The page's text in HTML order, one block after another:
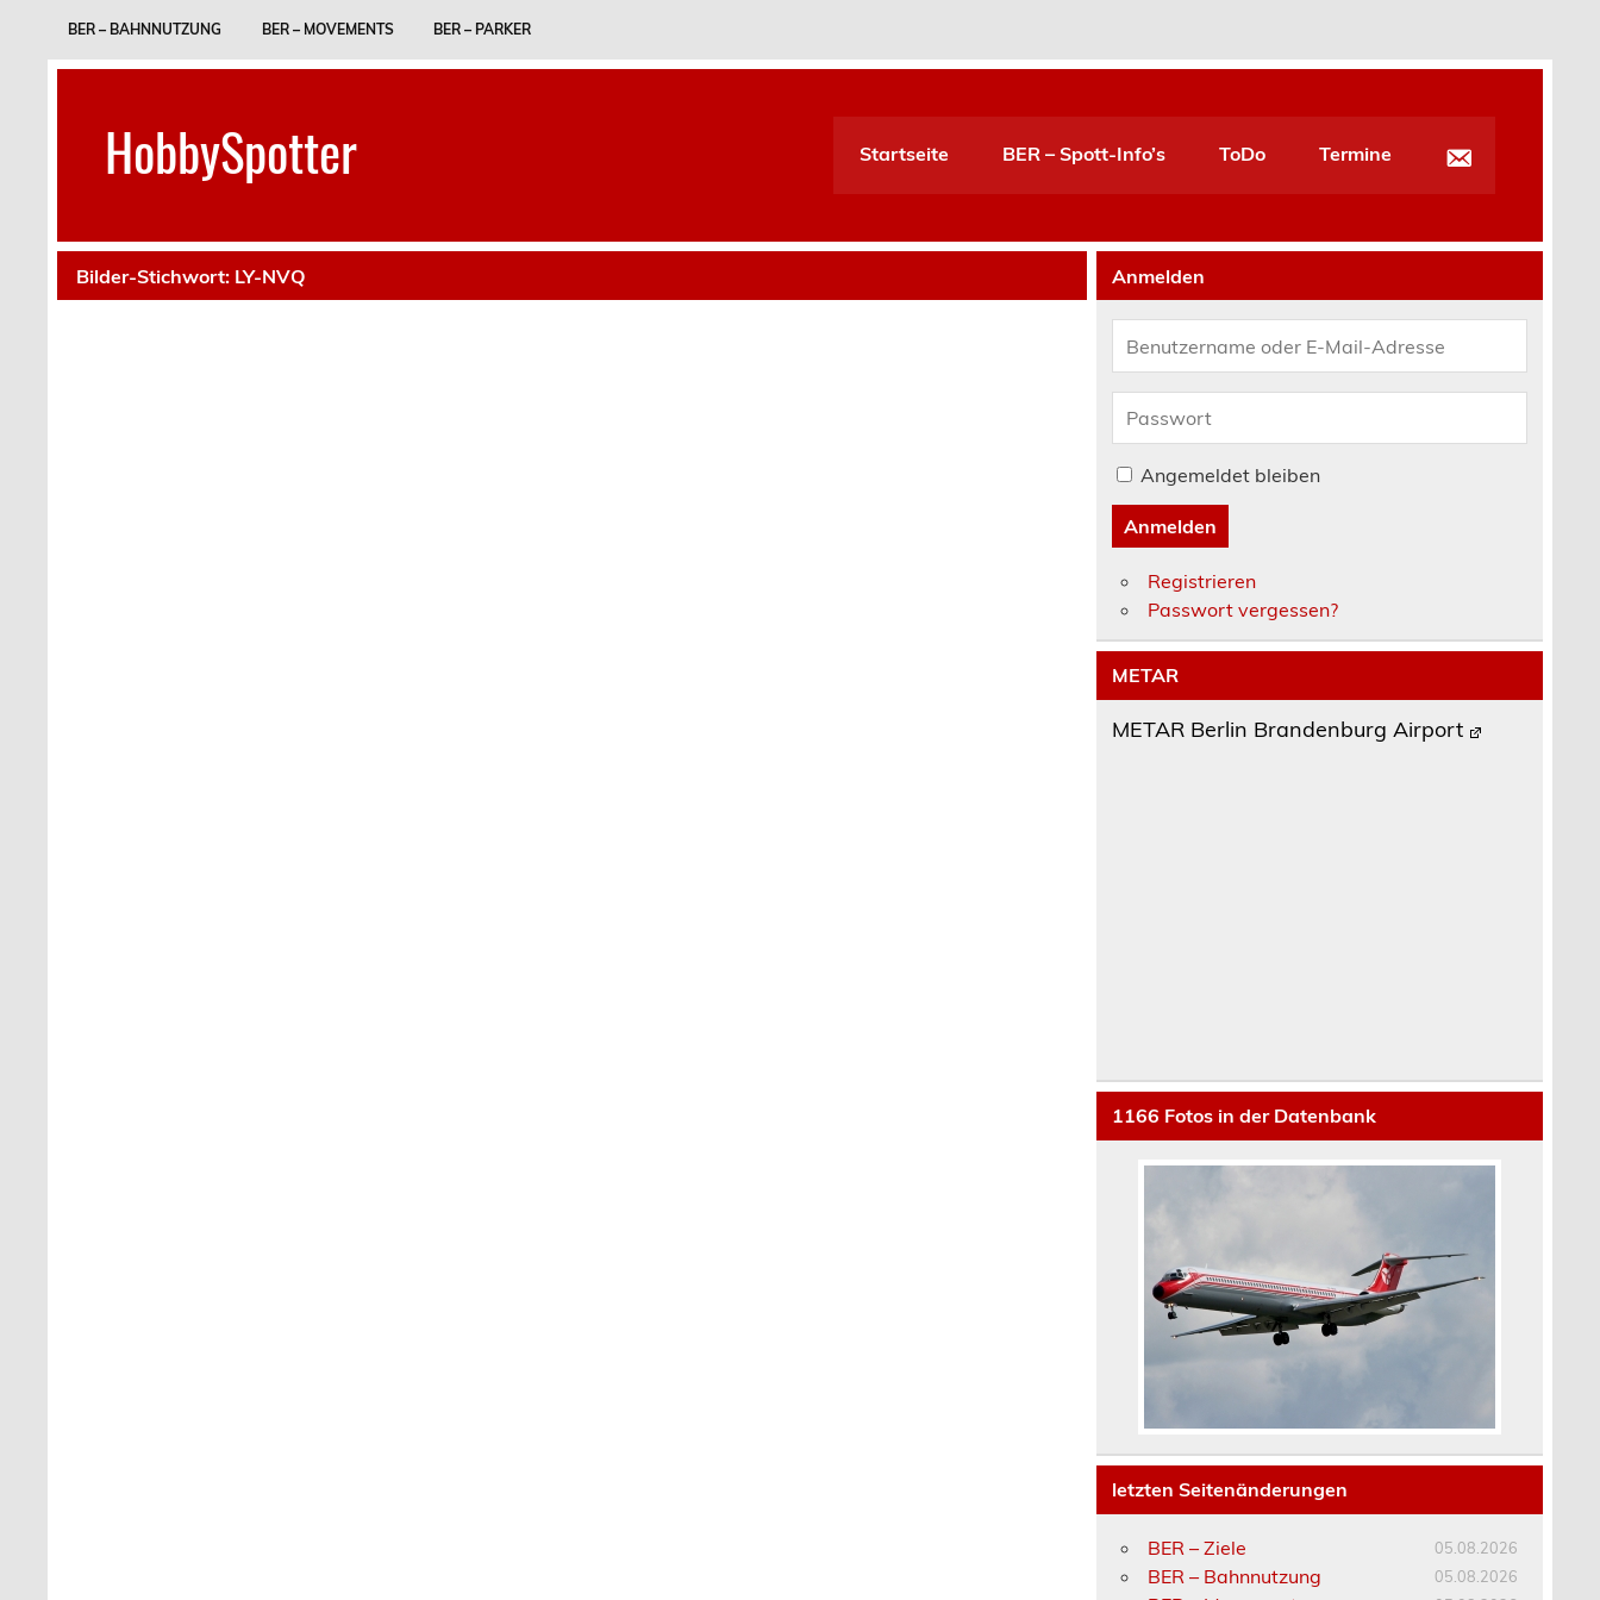
BER – BAHNNUTZUNG BER – MOVEMENTS BER – PARKER
HobbySpotter Startseite BER – Spott-Info’s ToDo Termine
Bilder-Stichwort: LY-NVQ Anmelden
Angemeldet bleiben
Anmelden
Registrieren
Passwort vergessen?
METAR
METAR Berlin Brandenburg Airport
1166 Fotos in der Datenbank
letzten Seitenänderungen
BER – Ziele 05.08.2026
BER – Bahnnutzung 05.08.2026